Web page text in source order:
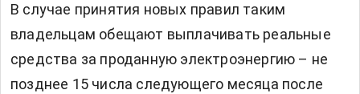
В случае принятия новых правил таким
владельцам обещают выплачивать реальные
средства за проданную электроэнергию – не
позднее 15 числа следующего месяца после